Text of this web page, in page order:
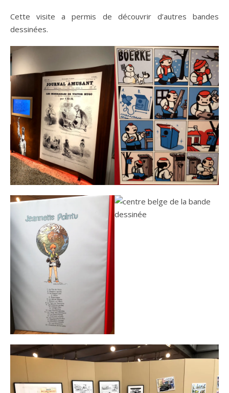
Cette visite a permis de découvrir d’autres bandes
dessinées.